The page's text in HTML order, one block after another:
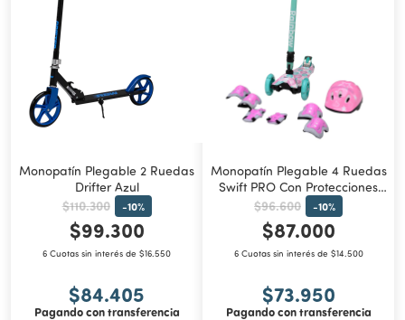
Monopatín Plegable 2 Ruedas
Drifter Azul
$110.300 -10%
$99.300
6 Cuotas sin interés de $16.550
$84.405
Pagando con transferencia
Monopatín Plegable 4 Ruedas
Swift PRO Con Protecciones
Flores
$96.600 -10%
$87.000
6 Cuotas sin interés de $14.500
$73.950
Pagando con transferencia